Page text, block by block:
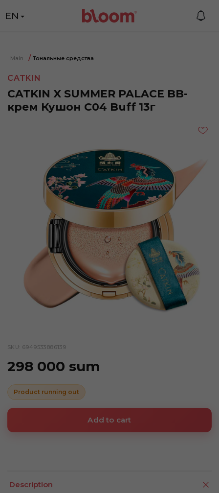
EN
Main Тональные средства
CATKIN
CATKIN X SUMMER PALACE BB-
крем Кушон C04 Buff 13г
SKU: 6949533886139
298 000 sum
Product running out
Add to cart
Description